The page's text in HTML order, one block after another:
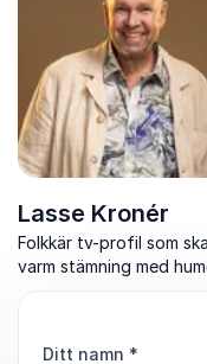
skapar stark
Lasse Kronér
Folkkär tv-profil som
varm stämning med
Ditt namn *